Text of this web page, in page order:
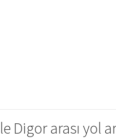
Digor arası yol